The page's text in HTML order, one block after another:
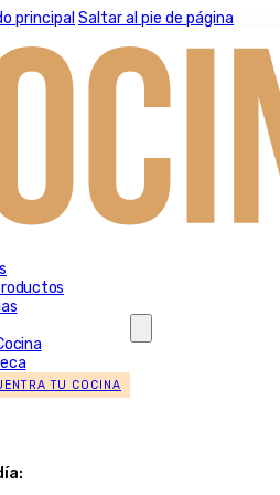
principal Saltar al pie de página
TU COCINA